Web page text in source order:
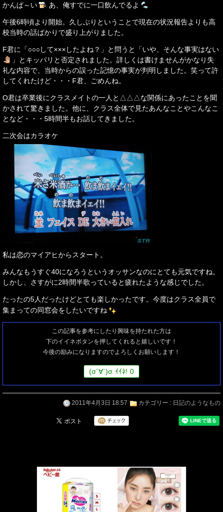
かんぱ～い あ、俺すでに一口飲んでるよ
午後6時頃より開始。久しぶりということで現在の状況報告よりも高
校当時の話ばかりで盛り上がりました。
F君に「○○○して×××したよね？」と問うと「いや、そんな事実はない
」とキッパリと否定されました。詳しくは書けませんがかなり失
礼な内容で、当時からの誤った記憶の事実が判明しました。笑って許
してくれたけど・・・F君、ごめんね。
O君は卒業後にクラスメイトの一人と△△△な関係にあったことを聞
かされて驚きました。他に、クラス全体で見たあんなことやこんなこ
となど・・・5時間半もお話してきました。
二次会はカラオケ
私は恋のマイアヒからスタート。
みんなもうすぐ40になろうというオッサンなのにとても元気ですね。
しかし、さすがに2時間半歌っていると疲れたような感じでした。
たったの5人だったけどとても楽しかったです。今度はクラス全員で
集まっての同窓会をしたいですね
この記事を参考にしたり興味を持たれた方は
下のイイネボタンを押してくれると嬉しいです！
今後の励みになりますのでよろしくお願いします！
(σ´∀`)σ ｲｲﾈ! 0
2011年4月3日 18:57 カテゴリー : 日記のようなもの